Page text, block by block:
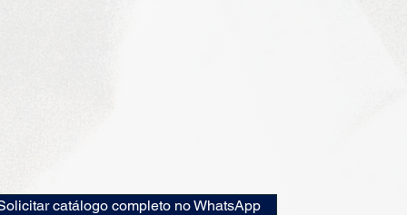
catálogo completo no WhatsApp